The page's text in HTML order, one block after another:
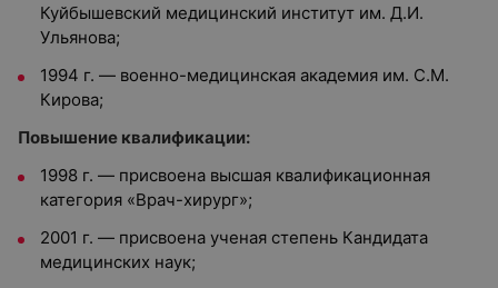
Куйбышевский медицинский институт им. Д.И.
Ульянова;
1994 г. — военно-медицинская академия им. С.М.
Кирова;
Повышение квалификации:
1998 г. — присвоена высшая квалификационная
категория «Врач-хирург»;
2001 г. — присвоена ученая степень Кандидата
медицинских наук;